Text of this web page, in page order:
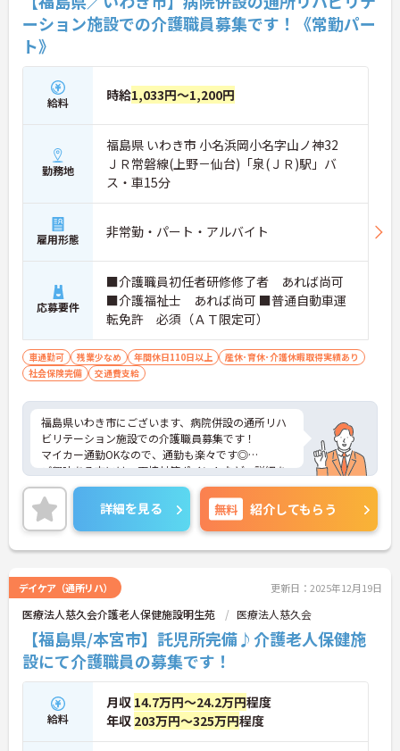
ーション施設での介護職員募集です！《常勤パー
ト》
給料 時給1,033円～1,200円
勤務地
福島県 いわき市 小名浜岡小名字山ノ神32
ＪＲ常磐線(上野－仙台)「泉(ＪＲ)駅」バ
ス・車15分
雇用形態 非常勤・パート・アルバイト
応募要件
■介護職員初任者研修修了者 あれば尚可
■介護福祉士 あれば尚可 ■普通自動車運
転免許 必須（ＡＴ限定可）
車通勤可 残業少なめ 年間休日110日以上
産休･育休･介護休暇取得実績あり
社会保険完備
交通費支給
福島県いわき市にございます、病院併設の通所リハ
ビリテーション施設での介護職員募集です！
マイカー通勤OKなので、通勤も楽々です◎
ご興味ある方には、面接対策ポイントなど、詳細を
お話しいたしますのでお気軽にご相談ください。
詳細を見る 無料 紹介してもらう
デイケア（通所リハ） 更新日：2025年12月19日
医療法人慈久会介護老人保健施設明生苑 医療法人慈久会
【福島県/本宮市】託児所完備♪介護老人保健施
設にて介護職員の募集です！
給料
月収 14.7万円～24.2万円程度
年収 203万円～325万円程度